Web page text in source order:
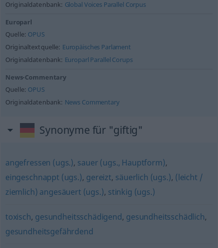
Originaldatenbank: Global Voices Parallel Corpus
Europarl
Quelle: OPUS
Originaltextquelle: Europäisches Parlament
Originaldatenbank: Europarl Parallel Corups
News-Commentary
Quelle: OPUS
Originaldatenbank: News Commentary
Synonyme für "giftig"
angefressen (ugs.), sauer (ugs., Hauptform),
eingeschnappt (ugs.), gereizt, säuerlich (ugs.), (leicht /
ziemlich) angesäuert (ugs.), stinkig (ugs.)
toxisch, gesundheitsschädigend, gesundheitsschädlich,
gesundheitsgefährdend